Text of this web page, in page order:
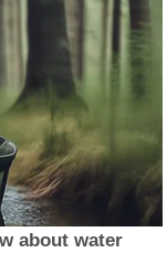
about water